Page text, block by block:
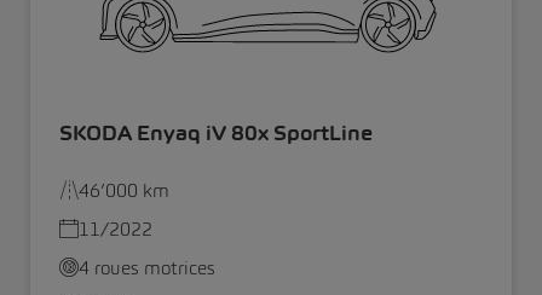
SKODA Enyaq iV 80x SportLine
46’000 km
11/2022
4 roues motrices